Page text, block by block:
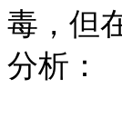
毒，但
分析：